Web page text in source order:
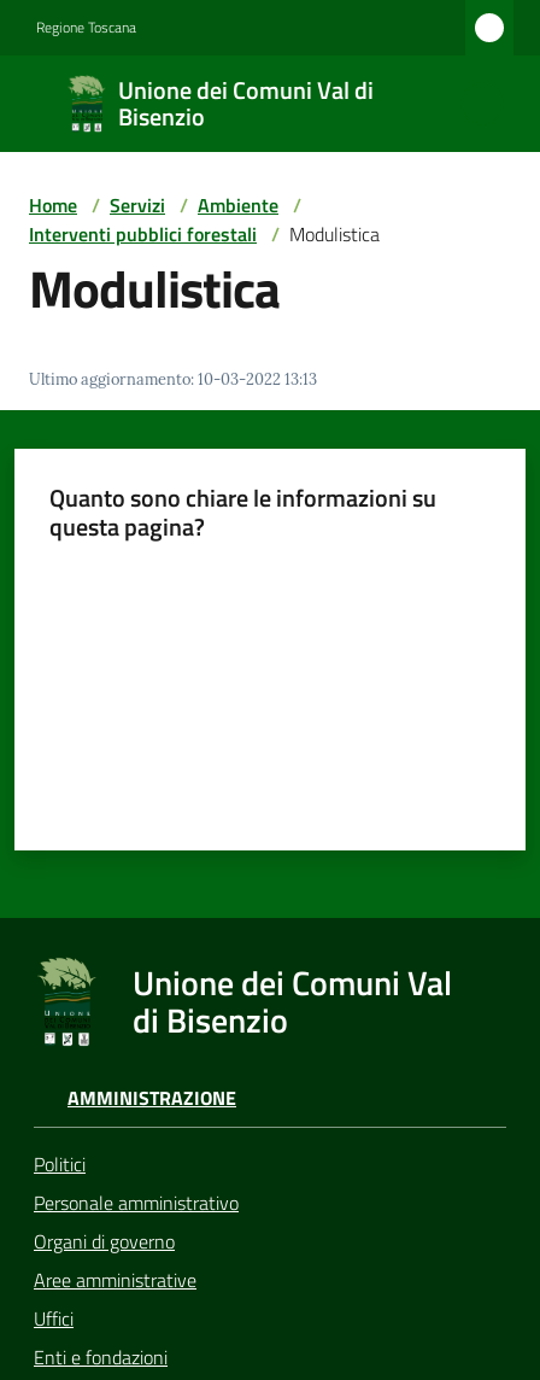
Regione Toscana
Unione dei Comuni Val di
Bisenzio
Unione
dei
Comuni
Val di
Bisenzio
Servizi
su
Home / Servizi / Ambiente /
Interventi pubblici forestali / Modulistica
Modulistica
Ultimo aggiornamento:10-03-2022 13:13
Quanto sono chiare le informazioni su
questa pagina?
Unione dei Comuni Val
di Bisenzio
AMMINISTRAZIONE
Politici
Personale amministrativo
Organi di governo
Aree amministrative
Uffici
Enti e fondazioni